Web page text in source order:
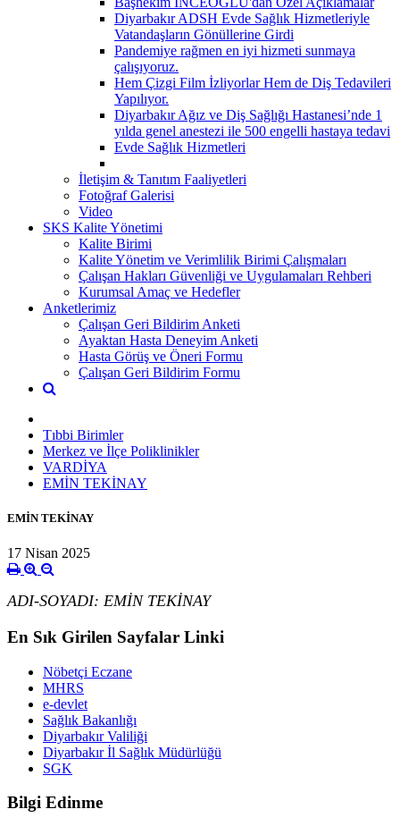
Diyarbakır ADSH Evde Sağlık Hizmetleriyle
Vatandaşların Gönüllerine Girdi
Pandemiye rağmen en iyi hizmeti sunmaya
çalışıyoruz.
Hem Çizgi Film İzliyorlar Hem de Diş Tedavileri
Yapılıyor.
Diyarbakır Ağız ve Diş Sağlığı Hastanesi’nde 1
yılda genel anestezi ile 500 engelli hastaya tedavi
Evde Sağlık Hizmetleri
İletişim & Tanıtım Faaliyetleri
Fotoğraf Galerisi
Video
SKS Kalite Yönetimi
Kalite Birimi
Kalite Yönetim ve Verimlilik Birimi Çalışmaları
Çalışan Hakları Güvenliği ve Uygulamaları Rehberi
Kurumsal Amaç ve Hedefler
Anketlerimiz
Çalışan Geri Bildirim Anketi
Ayaktan Hasta Deneyim Anketi
Hasta Görüş ve Öneri Formu
Çalışan Geri Bildirim Formu
Tıbbi Birimler
Merkez ve İlçe Poliklinikler
VARDİYA
EMİN TEKİNAY
EMİN TEKİNAY
17 Nisan 2025
ADI-SOYADI: EMİN TEKİNAY
En Sık Girilen Sayfalar Linki
Nöbetçi Eczane
MHRS
e-devlet
Sağlık Bakanlığı
Diyarbakır Valiliği
Diyarbakır İl Sağlık Müdürlüğü
SGK
Bilgi Edinme